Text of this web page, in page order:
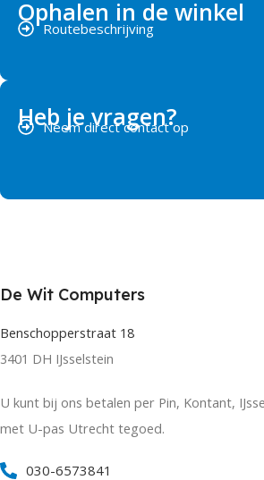
Ophalen in de winkel
Routebeschrijving
Heb je vragen?
Neem direct contact op
De Wit Computers
Benschopperstraat 18
3401 DH IJsselstein
U kunt bij ons betalen per Pin, Kontant,
met U-pas Utrecht tegoed.
030-6573841